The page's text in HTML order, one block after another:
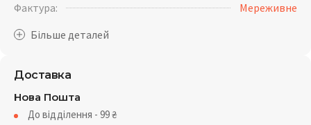
Фактура:
Мереживне
Доставка
Нова Пошта
До відділення - 99₴